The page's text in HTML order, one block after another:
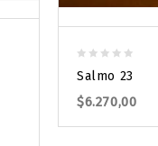
out
of
Salmo 23
$6.270,00